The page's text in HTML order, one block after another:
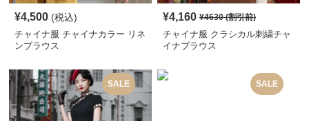
¥4,500 (税込)
チャイナ服 チャイナカラー リネ
ンブラウス
¥4,160 ¥4630(割引前)
チャイナ服 クラシカル刺繍チャ
イナブラウス
SALE SALE